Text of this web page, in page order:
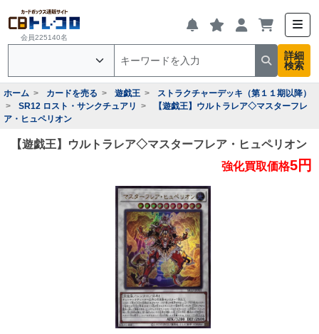
会員225140名
詳細
検索
ホーム カードを売る 遊戯王
ストラクチャーデッキ（第１１期以降）
SR12 ロスト・サンクチュアリ
【遊戯王】ウルトラレア◇マスターフレ
ア・ヒュペリオン
【遊戯王】ウルトラレア◇マスターフレア・ヒュペリオン
強化買取価格5円